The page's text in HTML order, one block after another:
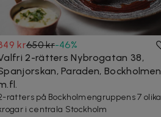
kr650 kr-46%
2-rätters Nybrogatan 38,
Paraden, Bockholmen
rätters på Bockholmengruppens 7 olika
i centrala Stockholm